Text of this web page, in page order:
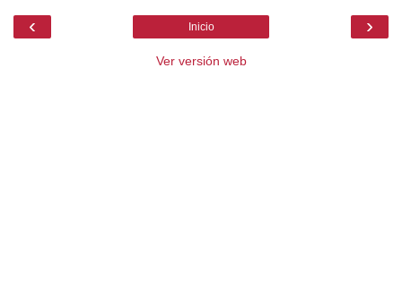
‹ ›
Inicio
Ver versión web